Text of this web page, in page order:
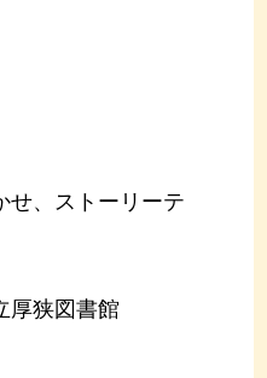
せ、ストーリーテ
厚狭図書館